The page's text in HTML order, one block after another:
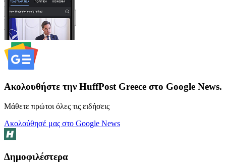
Ακολουθήστε την HuffPost Greece στο Google News.
Μάθετε πρώτοι όλες τις ειδήσεις
Ακολούθησέ μας στο Google News
Δημοφιλέστερα